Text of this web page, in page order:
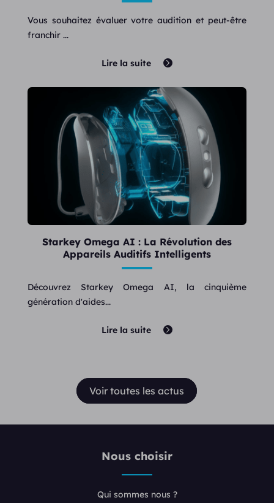
Vous souhaitez évaluer votre audition et peut-être
franchir ...
Lire la suite
Starkey Omega AI : La Révolution des
Appareils Auditifs Intelligents
Découvrez Starkey Omega AI, la cinquième
génération d'aides...
Lire la suite
Voir toutes les actus
Nous choisir
Qui sommes nous ?